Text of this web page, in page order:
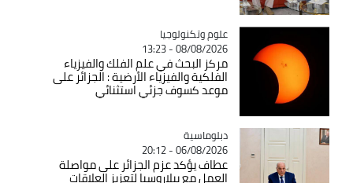
Catégorie
علوم وتكنولوجيا
08/08/2026 - 13:23
مركز البحث في علم الفلك والفيزياء
الفلكية والفيزياء الأرضية : الجزائر على
موعد كسوف جزئي استثنائي
Catégorie
دبلوماسية
06/08/2026 - 20:12
عطاف يؤكد عزم الجزائر على مواصلة
العمل مع بيلاروسيا لتعزيز العلاقات